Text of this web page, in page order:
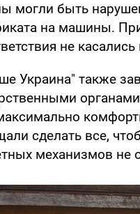
могли быть
на машины.
не
Украина" также
сделать все,
механизмов не